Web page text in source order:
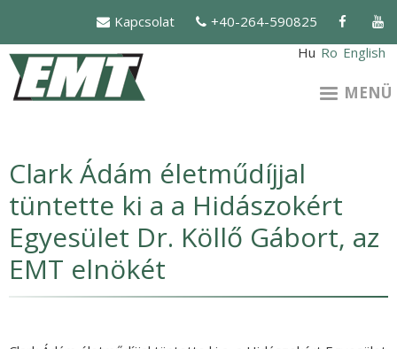
tartalomra
Kapcsolat
+40-264-590825
Hu Ro English
MENÜ
Clark Ádám életműdíjjal
tüntette ki a a Hidászokért
Egyesület Dr. Köllő Gábort, az
EMT elnökét